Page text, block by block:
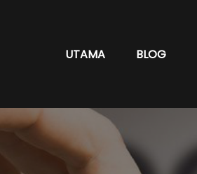
UTAMA BLOG